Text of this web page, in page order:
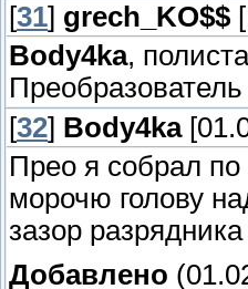
[31] grech_KO$$
Body4ka,
[32] Body4ka
Прео я собрал по
морочю голову
зазор
Добавлено